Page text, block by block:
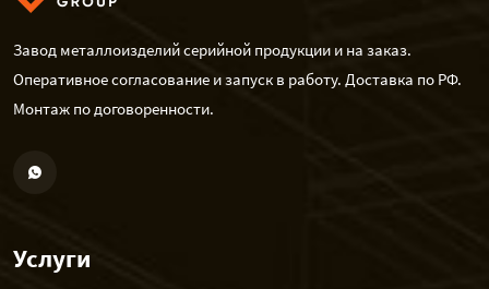
Завод металлоизделий серийной продукции и на заказ.
Оперативное согласование и запуск в работу. Доставка по РФ.
Монтаж по договоренности.
Услуги